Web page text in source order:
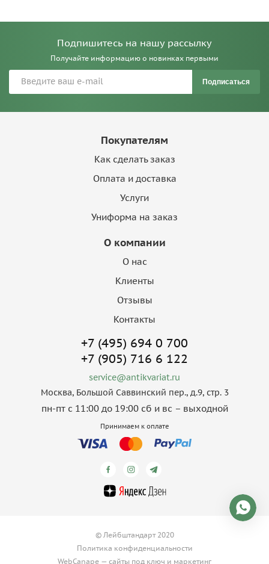
Подпишитесь на нашу рассылку
Получайте информацию о новинках первыми
Подписаться
Покупателям
Как сделать заказ
Оплата и доставка
Услуги
Униформа на заказ
О компании
О нас
Клиенты
Отзывы
Контакты
+7 (495) 694 0 700
+7 (905) 716 6 122
service@antikvariat.ru
Москва, Большой Саввинский пер., д.9, стр. 3
пн-пт с 11:00 до 19:00 сб и вс – выходной
Принимаем к оплате
© Лейбштандарт 2020
Политика конфиденциальности
WebCanape — сайты под ключ и маркетинг